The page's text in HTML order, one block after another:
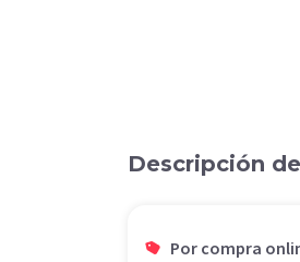
Descripción
Por compra